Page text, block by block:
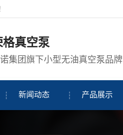
格真空泵
集团旗下小型无油真空泵品牌
新闻动态 产品展示